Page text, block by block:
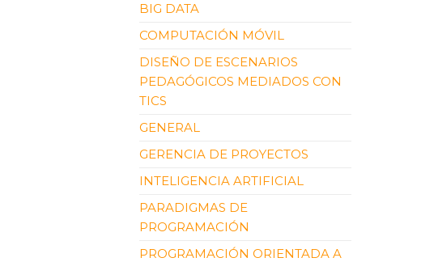
BIG DATA
COMPUTACIÓN MÓVIL
DISEÑO DE ESCENARIOS
PEDAGÓGICOS MEDIADOS CON
TICS
GENERAL
GERENCIA DE PROYECTOS
INTELIGENCIA ARTIFICIAL
PARADIGMAS DE
PROGRAMACIÓN
PROGRAMACIÓN ORIENTADA A